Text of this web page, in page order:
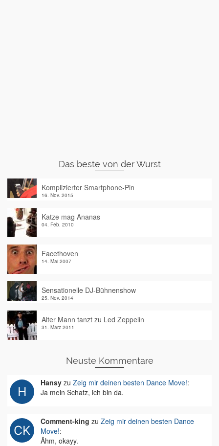
Das beste von der Wurst
Komplizierter Smartphone-Pin
16. Nov. 2015
Katze mag Ananas
04. Feb. 2010
Facethoven
14. Mai 2007
Sensationelle DJ-Bühnenshow
25. Nov. 2014
Alter Mann tanzt zu Led Zeppelin
31. März 2011
Neuste Kommentare
Hansy zu Zeig mir deinen besten Dance Move!:
Ja mein Schatz, ich bin da.
Comment-king zu Zeig mir deinen besten Dance
Move!:
Ähm, okayy.